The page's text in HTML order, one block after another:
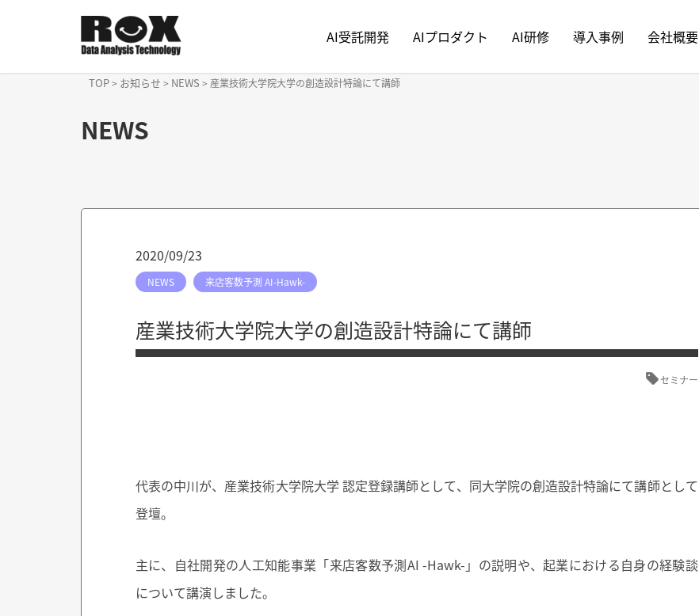
AI受託開発 AIプロダクト AI研修 導入事例 会社概要
TOP> お知らせ > NEWS > 産業技術大学院大学の創造設計特論にて講師
NEWS
2020/09/23
NEWS 来店客数予測 AI-Hawk-
産業技術大学院大学の創造設計特論にて講師
セミナー
代表の中川が、産業技術大学院大学 認定登録講師として、同大学院の創造設計特論にて講師として
登壇。
主に、自社開発の人工知能事業「来店客数予測AI -Hawk-」の説明や、起業における自身の経験談
について講演しました。